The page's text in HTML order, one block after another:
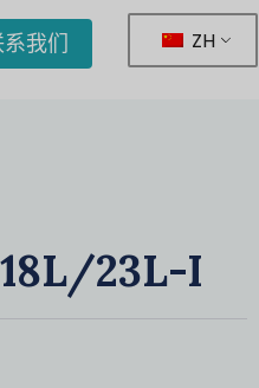
我们 ZH
18L/23L-I